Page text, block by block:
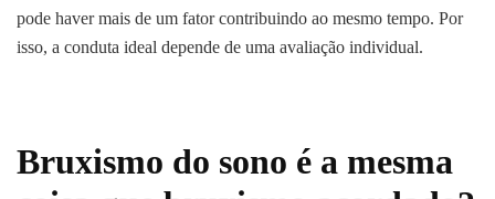
pode haver mais de um fator contribuindo ao mesmo tempo. Por
isso, a conduta ideal depende de uma avaliação individual.
Bruxismo do sono é a mesma